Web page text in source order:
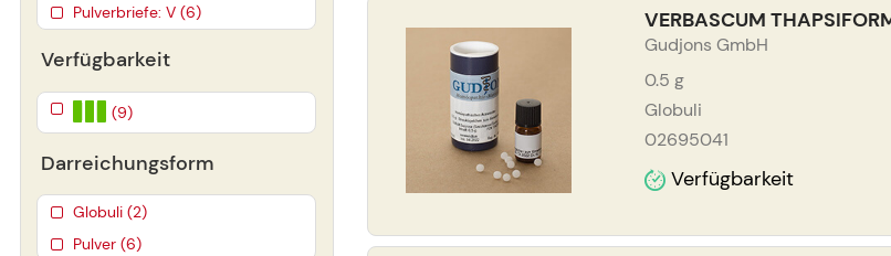
VERBASCUM
Gudjons GmbH
0.5 g
Globuli
02695041
Verfügbarkeit
Verfügbarkeit
(9)
Darreichungsform
Globuli (2)
Pulver (6)
Pulverbriefe: V (6)